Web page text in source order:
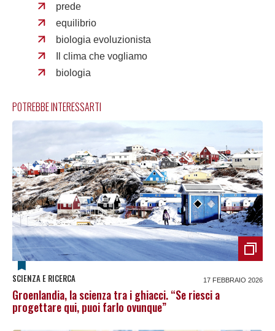
prede
equilibrio
biologia evoluzionista
Il clima che vogliamo
biologia
POTREBBE INTERESSARTI
SCIENZA E RICERCA 17 FEBBRAIO 2026
Groenlandia, la scienza tra i ghiacci. “Se riesci a
progettare qui, puoi farlo ovunque”